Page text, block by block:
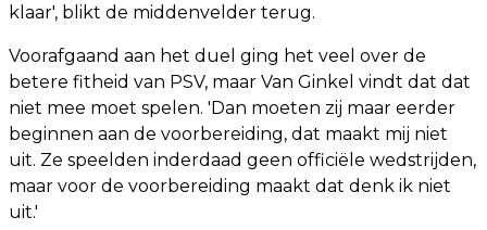
klaar', blikt de middenvelder terug.
Voorafgaand aan het duel ging het veel over de
betere fitheid van PSV, maar Van Ginkel vindt dat dat
niet mee moet spelen. 'Dan moeten zij maar eerder
beginnen aan de voorbereiding, dat maakt mij niet
uit. Ze speelden inderdaad geen officiële wedstrijden,
maar voor de voorbereiding maakt dat denk ik niet
uit.'